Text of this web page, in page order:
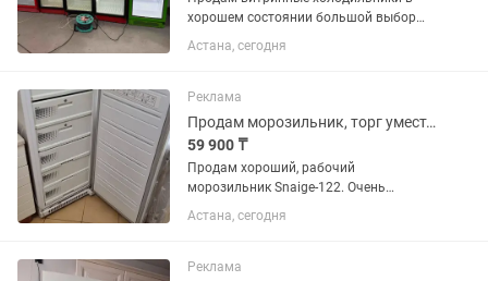
хорошем состоянии большой выбор
тауелсыздык 26
Астана, сегодня
Реклама
Продам морозильник, торг уместен
59 900 ₸
Продам хороший, рабочий
морозильник Snaige-122. Очень
хорошо морозит. Имеет хладагент,
позволяющий поддерживать холод в
и надежный! Продукты не портит!
Астана, сегодня
Реклама